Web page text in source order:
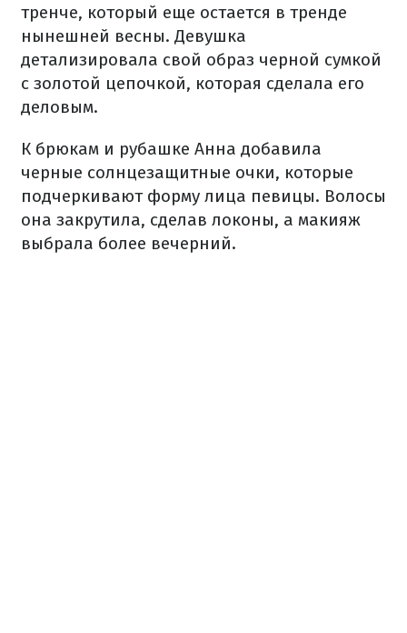
тренче, который еще остается в тренде
нынешней весны. Девушка
детализировала свой образ черной сумкой
с золотой цепочкой, которая сделала его
деловым.
К брюкам и рубашке Анна добавила
черные солнцезащитные очки, которые
подчеркивают форму лица певицы. Волосы
она закрутила, сделав локоны, а макияж
выбрала более вечерний.